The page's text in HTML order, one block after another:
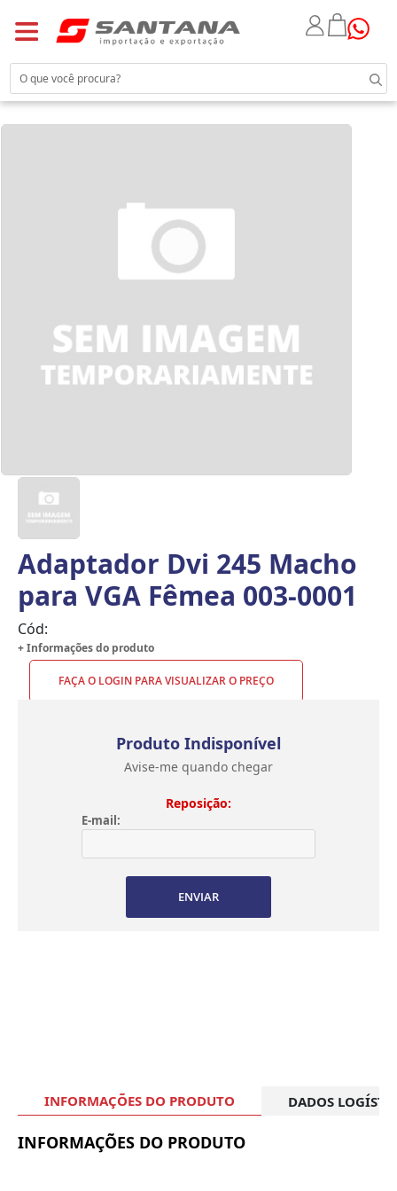
Adaptador Dvi 245 Macho
para VGA Fêmea 003-0001
Cód:
+ Informações do produto
FAÇA O LOGIN PARA VISUALIZAR O PREÇO
Produto Indisponível
Avise-me quando chegar
Reposição:
E-mail:
ENVIAR
INFORMAÇÕES DO PRODUTO DADOS
INFORMAÇÕES DO PRODUTO